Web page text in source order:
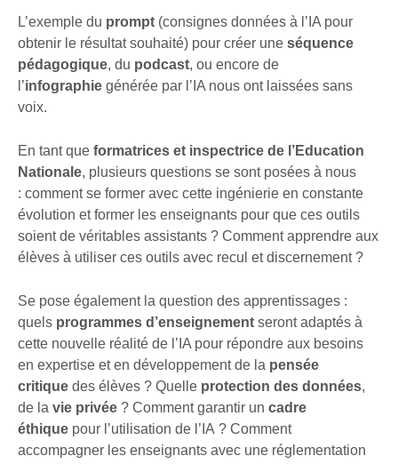
L’exemple du prompt (consignes données à l’IA pour
obtenir le résultat souhaité) pour créer une séquence
pédagogique, du podcast, ou encore de
l’infographie générée par l’IA nous ont laissées sans
voix.
En tant que formatrices et inspectrice de l’Education
Nationale, plusieurs questions se sont posées à nous
: comment se former avec cette ingénierie en constante
évolution et former les enseignants pour que ces outils
soient de véritables assistants ? Comment apprendre aux
élèves à utiliser ces outils avec recul et discernement ?
Se pose également la question des apprentissages :
quels programmes d’enseignement seront adaptés à
cette nouvelle réalité de l’IA pour répondre aux besoins
en expertise et en développement de la pensée
critique des élèves ? Quelle protection des données,
de la vie privée ? Comment garantir un cadre
éthique pour l’utilisation de l’IA ? Comment
accompagner les enseignants avec une réglementation